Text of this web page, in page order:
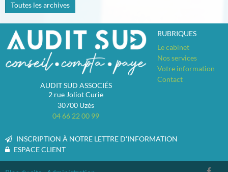
Toutes les archives
AUDIT SUD ASSOCIÉS
2 rue Joliot Curie
30700 Uzès
04 66 22 00 99
RUBRIQUES
Le cabinet
Nos services
Votre information
Contact
INSCRIPTION À NOTRE LETTRE D'INFORMATION
ESPACE CLIENT